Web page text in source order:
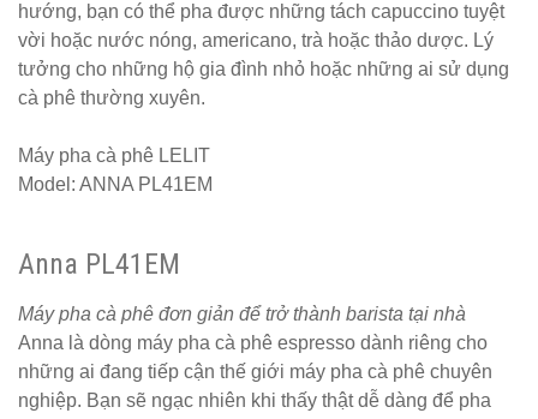
vintage tại
HCM - Bách
Hóa Bàn
Ghế
Bộ bàn ghế
tiếp khách
màu xanh lá
sang trọng,
hiện đại
hướng, bạn có thể pha được những tách capuccino tuyệt
vời hoặc nước nóng, americano, trà hoặc thảo dược. Lý
tưởng cho những hộ gia đình nhỏ hoặc những ai sử dụng
cà phê thường xuyên.
Máy pha cà phê LELIT
Model: ANNA PL41EM
Anna PL41EM
Máy pha cà phê đơn giản để trở thành barista tại nhà
Anna là dòng máy pha cà phê espresso dành riêng cho
những ai đang tiếp cận thế giới máy pha cà phê chuyên
nghiệp. Bạn sẽ ngạc nhiên khi thấy thật dễ dàng để pha